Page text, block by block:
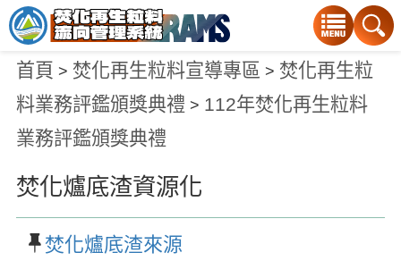
:::
:::
首頁 > 焚化再生粒料宣導專區 > 焚化再生粒
料業務評鑑頒獎典禮 > 112年焚化再生粒料
業務評鑑頒獎典禮
焚化爐底渣資源化
焚化爐底渣來源